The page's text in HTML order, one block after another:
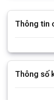
Thông tin
Thông số